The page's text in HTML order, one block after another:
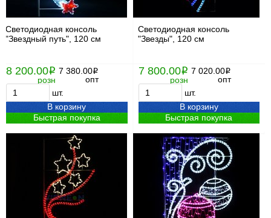
Светодиодная консоль
"Звездный путь", 120 см
8 200.00i
розн
7 380.00i
опт
шт.
В корзину
Быстрая покупка
Светодиодная консоль
"Звезды", 120 см
7 800.00i
розн
7 020.00i
опт
шт.
В корзину
Быстрая покупка